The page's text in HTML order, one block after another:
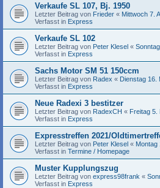
Verkaufe SL 107, Bj. 1950
Letzter Beitrag von Frieder « Mittwoch 7.
Verfasst in Express
Verkaufe SL 102
Letzter Beitrag von Peter Klesel «
Verfasst in Express
Sachs Motor SM 51 150ccm
Letzter Beitrag von Radex « Dienstag 16.
Verfasst in Express
Neue Radexi 3 bestitzer
Letzter Beitrag von RadexCH « Freitag 5.
Verfasst in Express
Expresstreffen 2021/
Letzter Beitrag von Peter Klesel « Montag
Verfasst in Termine / Homepage
Muster Kupplungszug
Letzter Beitrag von express98frank «
Verfasst in Express